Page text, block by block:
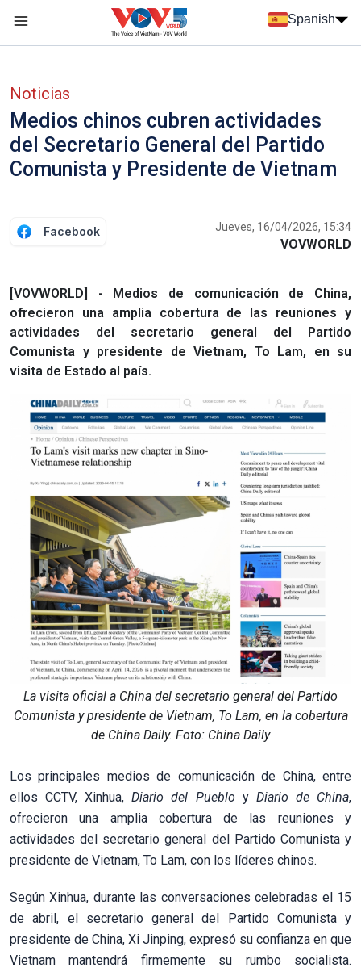
Spanish
Noticias
Medios chinos cubren actividades
del Secretario General del Partido
Comunista y Presidente de Vietnam
Facebook Jueves, 16/04/2026, 15:34
VOVWORLD
[VOVWORLD] - Medios de comunicación de China,
ofrecieron una amplia cobertura de las reuniones y
actividades del secretario general del Partido
Comunista y presidente de Vietnam, To Lam, en su
visita de Estado al país.
La visita oficial a China del secretario general del Partido
Comunista y presidente de Vietnam, To Lam, en la cobertura
de China Daily. Foto: China Daily
Los principales medios de comunicación de China, entre
ellos CCTV, Xinhua,Diario del Pueblo y Diario de China,
ofrecieron una amplia cobertura de las reuniones y
actividades del secretario general del Partido Comunista y
presidente de Vietnam, To Lam, con los líderes chinos.
Según Xinhua, durante las conversaciones celebradas el 15
de abril, el secretario general del Partido Comunista y
presidente de China, Xi Jinping, expresó su confianza en que
Vietnam mantendrá firmemente su rumbo socialista.